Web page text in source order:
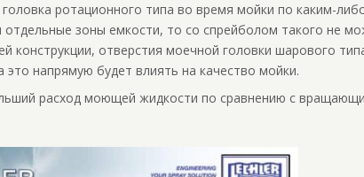
ротационного типа во время мойки по каким-
зоны емкости, то со спрейболом такого не
конструкции, отверстия моечной головки шарового
это напрямую будет влиять на качество мойки.
расход моющей жидкости по сравнению с